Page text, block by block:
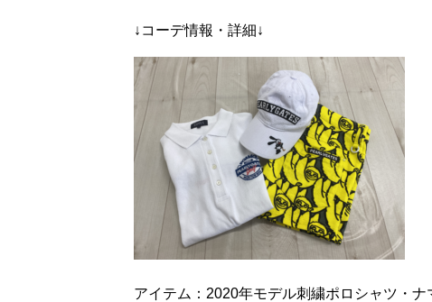
↓コーデ情報・詳細↓
アイテム：2020年モデル刺繍ポロシャツ・